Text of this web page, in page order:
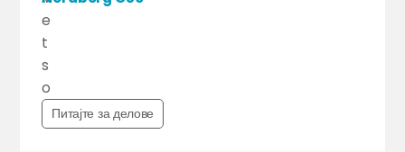
e
t
s
o
Питајте за делове